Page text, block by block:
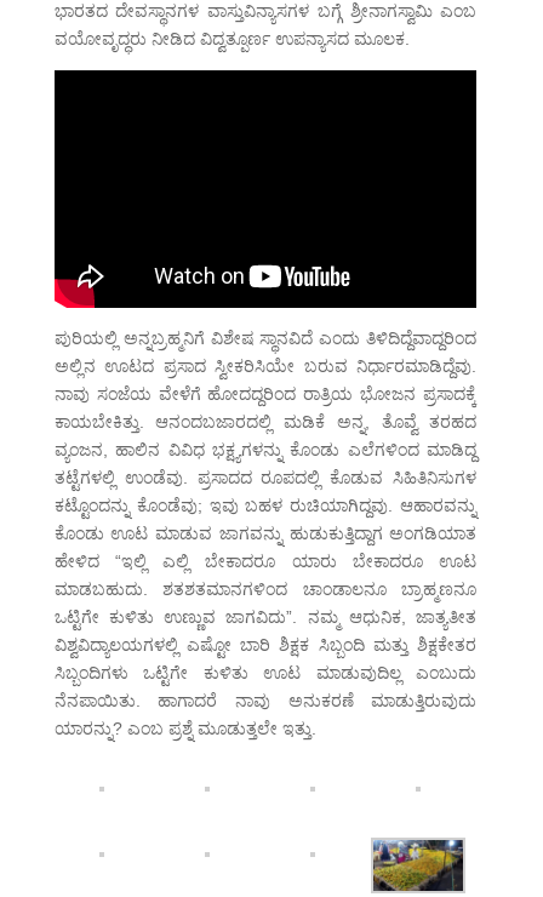
ಭಾರತದ ದೇವಸ್ಥಾನಗಳ ವಾಸ್ತುವಿನ್ಯಾಸಗಳ ಬಗ್ಗೆ ಶ್ರೀನಾಗಸ್ವಾಮಿ ಎಂಬ
ವಯೋವೃದ್ಧರು ನೀಡಿದ ವಿದ್ವತ್ಪೂರ್ಣ ಉಪನ್ಯಾಸದ ಮೂಲಕ.
ಪುರಿಯಲ್ಲಿ ಅನ್ನಬ್ರಹ್ಮನಿಗೆ ವಿಶೇಷ ಸ್ಥಾನವಿದೆ ಎಂದು ತಿಳಿದಿದ್ದೆವಾದ್ದರಿಂದ
ಅಲ್ಲಿನ ಊಟದ ಪ್ರಸಾದ ಸ್ವೀಕರಿಸಿಯೇ ಬರುವ ನಿರ್ಧಾರಮಾಡಿದ್ದೆವು.
ನಾವು ಸಂಜೆಯ ವೇಳೆಗೆ ಹೋದದ್ದರಿಂದ ರಾತ್ರಿಯ ಭೋಜನ ಪ್ರಸಾದಕ್ಕೆ
ಕಾಯಬೇಕಿತ್ತು. ಆನಂದಬಜಾರದಲ್ಲಿ ಮಡಿಕೆ ಅನ್ನ, ತೊವ್ವೆ ತರಹದ
ವ್ಯಂಜನ, ಹಾಲಿನ ವಿವಿಧ ಭಕ್ಷ್ಯಗಳನ್ನು ಕೊಂಡು ಎಲೆಗಳಿಂದ ಮಾಡಿದ್ದ
ತಟ್ಟೆಗಳಲ್ಲಿ ಉಂಡೆವು. ಪ್ರಸಾದದ ರೂಪದಲ್ಲಿ ಕೊಡುವ ಸಿಹಿತಿನಿಸುಗಳ
ಕಟ್ಟೊಂದನ್ನು ಕೊಂಡೆವು; ಇವು ಬಹಳ ರುಚಿಯಾಗಿದ್ದವು. ಆಹಾರವನ್ನು
ಕೊಂಡು ಊಟ ಮಾಡುವ ಜಾಗವನ್ನು ಹುಡುಕುತ್ತಿದ್ದಾಗ ಅಂಗಡಿಯಾತ
ಹೇಳಿದ “ಇಲ್ಲಿ ಎಲ್ಲಿ ಬೇಕಾದರೂ ಯಾರು ಬೇಕಾದರೂ ಊಟ
ಮಾಡಬಹುದು. ಶತಶತಮಾನಗಳಿಂದ ಚಾಂಡಾಲನೂ ಬ್ರಾಹ್ಮಣನೂ
ಒಟ್ಟಿಗೇ ಕುಳಿತು ಉಣ್ಣುವ ಜಾಗವಿದು”. ನಮ್ಮ ಆಧುನಿಕ, ಜಾತ್ಯತೀತ
ವಿಶ್ವವಿದ್ಯಾಲಯಗಳಲ್ಲಿ ಎಷ್ಟೋ ಬಾರಿ ಶಿಕ್ಷಕ ಸಿಬ್ಬಂದಿ ಮತ್ತು ಶಿಕ್ಷಕೇತರ
ಸಿಬ್ಬಂದಿಗಳು ಒಟ್ಟಿಗೇ ಕುಳಿತು ಊಟ ಮಾಡುವುದಿಲ್ಲ ಎಂಬುದು
ನೆನಪಾಯಿತು. ಹಾಗಾದರೆ ನಾವು ಅನುಕರಣೆ ಮಾಡುತ್ತಿರುವುದು
ಯಾರನ್ನು? ಎಂಬ ಪ್ರಶ್ನೆ ಮೂಡುತ್ತಲೇ ಇತ್ತು.